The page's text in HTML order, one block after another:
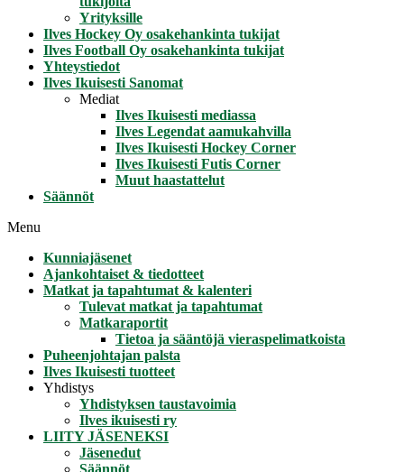
Yrityksille
Ilves Hockey Oy osakehankinta tukijat
Ilves Football Oy osakehankinta tukijat
Yhteystiedot
Ilves Ikuisesti Sanomat
Mediat
Ilves Ikuisesti mediassa
Ilves Legendat aamukahvilla
Ilves Ikuisesti Hockey Corner
Ilves Ikuisesti Futis Corner
Muut haastattelut
Säännöt
Menu
Kunniajäsenet
Ajankohtaiset & tiedotteet
Matkat ja tapahtumat & kalenteri
Tulevat matkat ja tapahtumat
Matkaraportit
Tietoa ja sääntöjä vieraspelimatkoista
Puheenjohtajan palsta
Ilves Ikuisesti tuotteet
Yhdistys
Yhdistyksen taustavoimia
Ilves ikuisesti ry
LIITY JÄSENEKSI
Jäsenedut
Säännöt